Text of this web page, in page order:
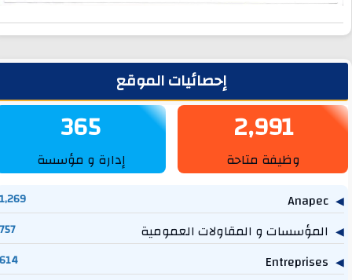
إحصائيات الموقع
2,991
وظيفة متاحة
365
إدارة و مؤسسة
Anapec
1,269
المؤسسات و المقاولات العمومية 757
Entreprises
614